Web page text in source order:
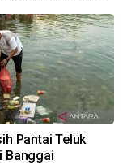
Pantai Teluk
Banggai